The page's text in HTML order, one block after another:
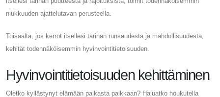
niukkuuden ajattelutavan perusteella.
Toisaalta, jos kerrot itsellesi tarinan runsaudesta ja mahdollisuudesta,
kehität todennäköisemmin hyvinvointitietoisuuden.
Hyvinvointitietoisuuden kehittäminen
Oletko kyllästynyt elämään palkasta palkkaan? Haluatko houkutella